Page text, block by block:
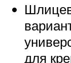
для